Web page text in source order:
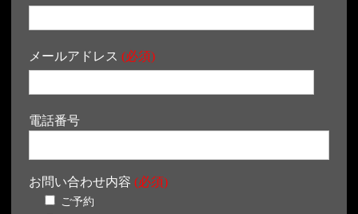
メールアドレス (必須)
電話番号
お問い合わせ内容 (必須)
ご予約